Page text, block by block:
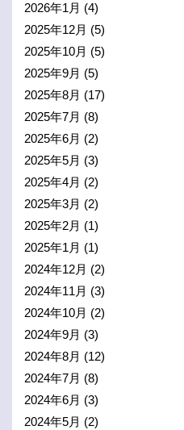
2026年1月 (4)
2025年12月 (5)
2025年10月 (5)
2025年9月 (5)
2025年8月 (17)
2025年7月 (8)
2025年6月 (2)
2025年5月 (3)
2025年4月 (2)
2025年3月 (2)
2025年2月 (1)
2025年1月 (1)
2024年12月 (2)
2024年11月 (3)
2024年10月 (2)
2024年9月 (3)
2024年8月 (12)
2024年7月 (8)
2024年6月 (3)
2024年5月 (2)